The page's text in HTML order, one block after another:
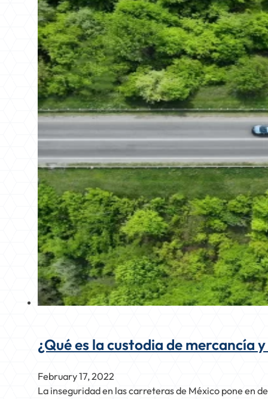
¿Qué es la custodia de mercancía
February 17, 2022
La inseguridad en las carreteras de México pone en